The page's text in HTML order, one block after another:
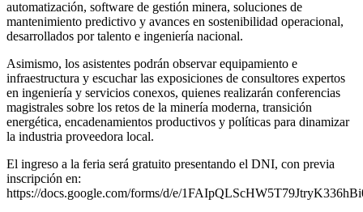
automatización, software de gestión minera, soluciones de
mantenimiento predictivo y avances en sostenibilidad operacional,
desarrollados por talento e ingeniería nacional.
Asimismo, los asistentes podrán observar equipamiento e
infraestructura y escuchar las exposiciones de consultores expertos
en ingeniería y servicios conexos, quienes realizarán conferencias
magistrales sobre los retos de la minería moderna, transición
energética, encadenamientos productivos y políticas para dinamizar
la industria proveedora local.
El ingreso a la feria será gratuito presentando el DNI, con previa
inscripción en:
https://docs.google.com/forms/d/e/